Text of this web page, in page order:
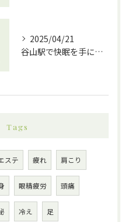
2025/04/21
谷山駅で快眠を手に入れる！ドライヘッドスパ効果の魅力
Tags
ステ 疲れ 肩こり
眼精疲労 頭痛
冷え 足